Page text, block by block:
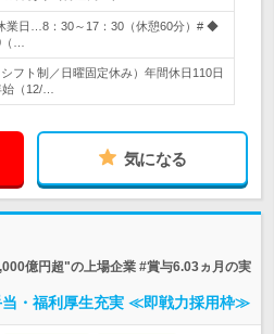
業日…8：30～17：30（休憩60分）# ◆
…
フト制／日曜固定休み）年間休日110日
（12/…
気になる
億円超"の上場企業 #賞与6.03ヵ月の実
当・福利厚生充実 ≪即戦力採用枠≫